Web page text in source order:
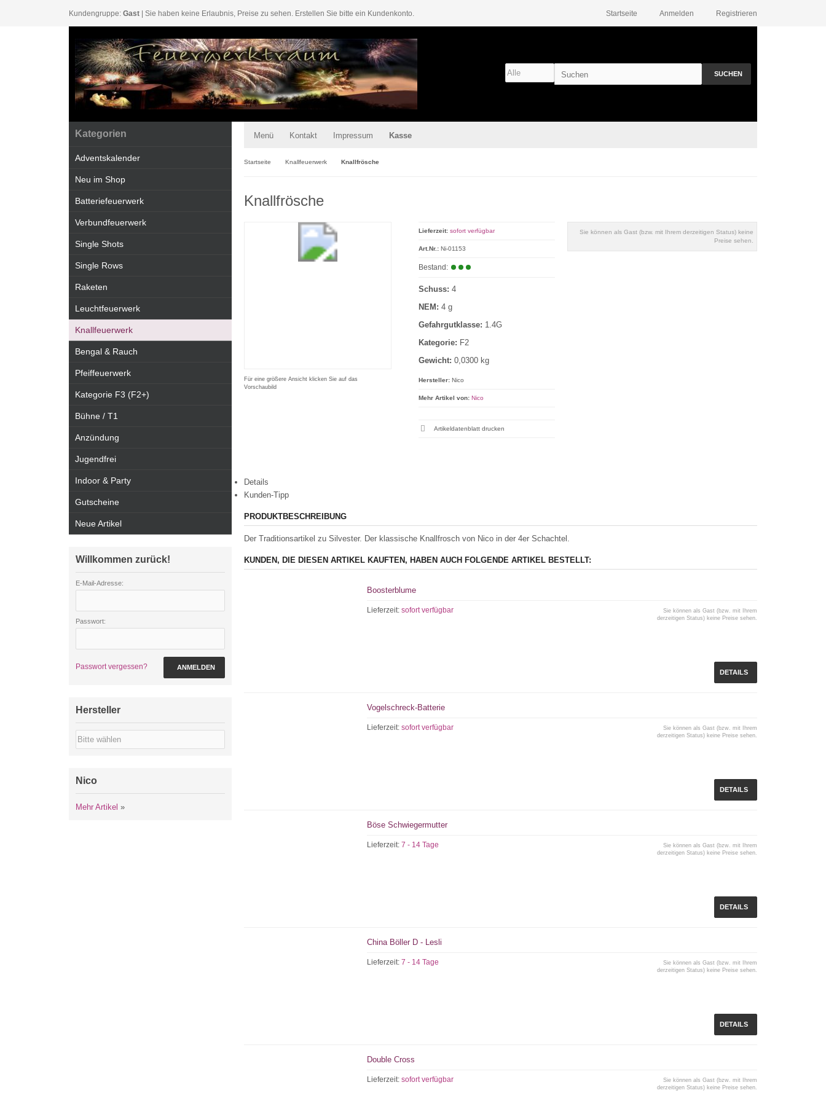
Kundengruppe: Gast | Sie haben keine Erlaubnis, Preise zu sehen. Erstellen Sie bitte ein Kundenkonto. Registrieren
Anmelden
Startseite
SUCHEN
Menü Kontakt Impressum Kasse
Startseite Knallfeuerwerk Knallfrösche
Knallfrösche
Für eine größere Ansicht klicken Sie auf das
Vorschaubild
Sie können als Gast (bzw. mit Ihrem derzeitigen Status) keine
Preise sehen.
Lieferzeit: sofort verfügbar
Art.Nr.: Ni-01153
Bestand:
Schuss: 4
NEM: 4 g
Gefahrgutklasse: 1.4G
Kategorie: F2
Gewicht: 0,0300 kg
Hersteller: Nico
Mehr Artikel von: Nico
Artikeldatenblatt drucken
Details
Kunden-Tipp
PRODUKTBESCHREIBUNG
Der Traditionsartikel zu Silvester. Der klassische Knallfrosch von Nico in der 4er Schachtel.
KUNDEN, DIE DIESEN ARTIKEL KAUFTEN, HABEN AUCH FOLGENDE ARTIKEL BESTELLT:
Boosterblume
Lieferzeit:sofort verfügbar
Sie können als Gast (bzw. mit Ihrem
derzeitigen Status) keine Preise sehen.
DETAILS
Vogelschreck-Batterie
Lieferzeit:sofort verfügbar
Sie können als Gast (bzw. mit Ihrem
derzeitigen Status) keine Preise sehen.
DETAILS
Böse Schwiegermutter
Lieferzeit:7 - 14 Tage
Sie können als Gast (bzw. mit Ihrem
derzeitigen Status) keine Preise sehen.
DETAILS
China Böller D - Lesli
Lieferzeit:7 - 14 Tage
Sie können als Gast (bzw. mit Ihrem
derzeitigen Status) keine Preise sehen.
DETAILS
Double Cross
Lieferzeit:sofort verfügbar
Sie können als Gast (bzw. mit Ihrem
derzeitigen Status) keine Preise sehen.
Kategorien
Adventskalender
Neu im Shop
Batteriefeuerwerk
Verbundfeuerwerk
Single Shots
Single Rows
Raketen
Leuchtfeuerwerk
Knallfeuerwerk
Bengal & Rauch
Pfeiffeuerwerk
Kategorie F3 (F2+)
Bühne / T1
Anzündung
Jugendfrei
Indoor & Party
Gutscheine
Neue Artikel
Willkommen zurück!
E-Mail-Adresse:
Passwort:
Passwort vergessen? ANMELDEN
Hersteller
Nico
Mehr Artikel »